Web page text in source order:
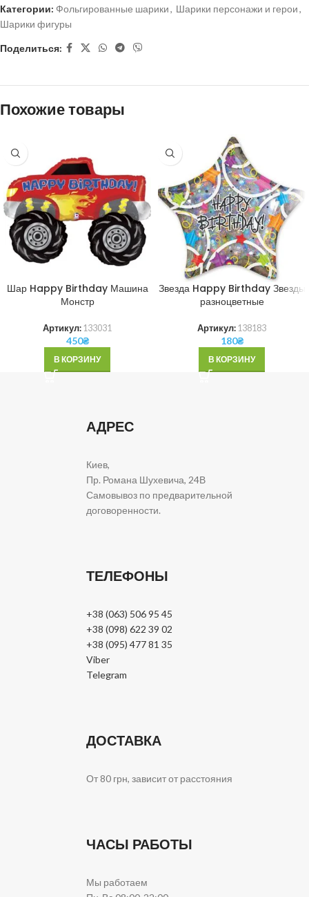
Категории: Фольгированные шарики, Шарики персонажи и герои,
Шарики фигуры
Поделиться:
Похожие товары
Шар Happy Birthday Машина
Монстр
Артикул: 133031
450₴
В КОРЗИНУ
Звезда Happy Birthday Звезды
разноцветные
Артикул: 138183
180₴
В КОРЗИНУ
АДРЕС
Киев,
Пр. Романа Шухевича, 24В
Самовывоз по предварительной
договоренности.
ТЕЛЕФОНЫ
+38 (063) 506 95 45
+38 (098) 622 39 02
+38 (095) 477 81 35
Viber
Telegram
ДОСТАВКА
От 80 грн, зависит от расстояния
ЧАСЫ РАБОТЫ
Мы работаем